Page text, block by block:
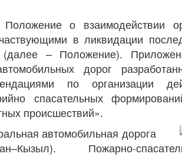
о взаимодействии
в ликвидации
– Положение).
дорог
по организации
спасательных
происшествий».
автомобильная дорога
Пожарно-